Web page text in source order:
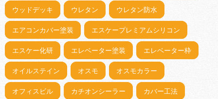
ウッドデッキ ウレタン ウレタン防水
エアコンカバー塗装 エスケープレミアムシリコン
エスケー化研 エレベーター塗装 エレベーター枠
オイルステイン オスモ オスモカラー
オフィスビル カチオンシーラー カバー工法